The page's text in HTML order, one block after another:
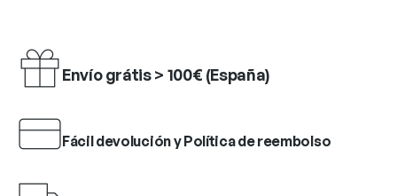
Envío grátis > 100€ (España)
Fácil devolución y Política de reembolso